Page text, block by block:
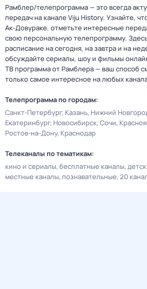
Рамблер/телепрограмма — это всегда
передач на канале Viju History. Узнайте,
Ак-Довураке, отметьте интересные
свою персональную телепрограмму.
расписание на сегодня, на завтра и на
обсуждайте сериалы, шоу и фильмы
ТВ программа от Рамблера — ваш способ
только самое интересное на любых
Телепрограмма по городам:
Санкт-Петербург Казань Нижний
Екатеринбург Новосибирск Сочи
Ростов-на-Дону Краснодар
Телеканалы по тематикам:
кино и сериалы бесплатные каналы
местные каналы познавательные 20